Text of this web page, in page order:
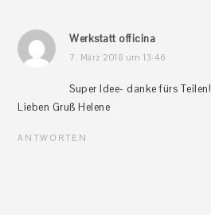
Werkstatt officina
7. März 2018 um 13:46
Super Idee- danke fürs Teilen!
Lieben Gruß Helene
ANTWORTEN